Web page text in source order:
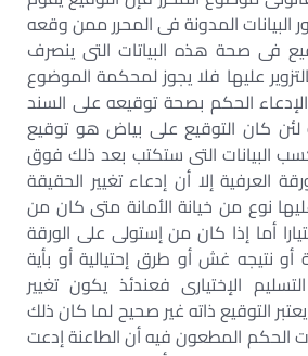
المدونة فى المحرر ممن وقعه
فى صحة هذه البياتات التى ينصرف
عليها فلا يجوز لمحكمة الموضوع
الحكم بصحة توقيعه على السند
كان التوقيع على بياض هو توقيع
البيانات التى ستكتب بعد ذلك فوق
العرفية إلا أن إدعاء تغيير الحقيقة
نوع من خيانة الأمانة متى كان من
أما إذا كان من إستولى على الورقة
نتيجه غش أو طرق إحتيالية أو بأية
الإختيارى فعندئذ يكون تغيير
التوقيع ذاته غير صحيح لما كان ذلك
الحكم المطعون فيه أن الطاعنة إدعت